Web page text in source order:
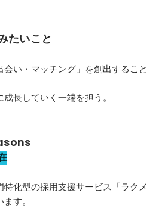
たいこと
会い・マッチング」を創出すること
長していく一端を担う。
特化型の採用支援サービス「ラクメ
す。